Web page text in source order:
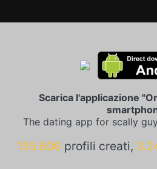
Scarica l'applicazione
The dating app for scally
155.606 profili creati,